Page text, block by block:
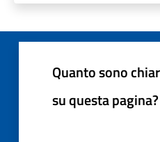
Quanto sono
su questa pagina?